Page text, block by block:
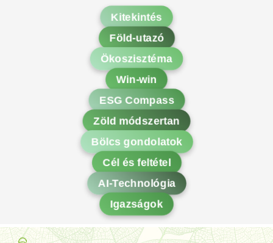
Kitekintés
Föld-utazó
Ökoszisztéma
Win-win
ESG Compass
Zöld módszertan
Bölcs gondolatok
Cél és feltétel
AI-Technológia
Igazságok